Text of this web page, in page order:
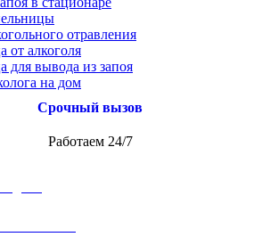
отравления
от алкоголя
для вывода из запоя
на дом
Срочный вызов
Работаем 24/7